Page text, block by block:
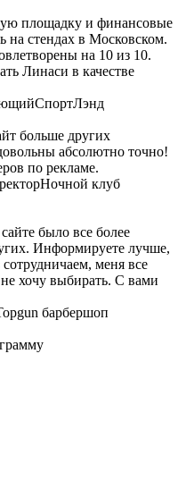
площадку и финансовые
на стендах в Московском.
на 10 из 10.
Линаси в качестве
СпортЛэнд
больше других
абсолютно точно!
по рекламе.
Ночной клуб
было все более
Информируете лучше,
меня все
хочу выбирать. С вами
барбершоп